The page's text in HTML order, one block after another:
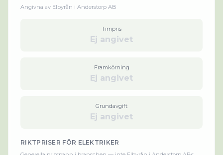
Angivna av Elbyrån i Anderstorp AB
Timpris
Ej angivet
Framkörning
Ej angivet
Grundavgift
Ej angivet
RIKTPRISER FÖR ELEKTRIKER